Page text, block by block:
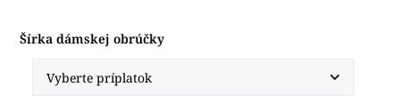
Šírka dámskej obrúčky